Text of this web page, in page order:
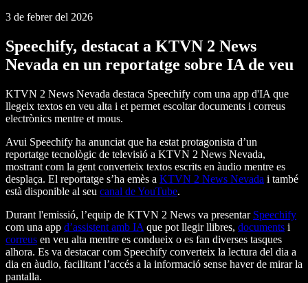
3 de febrer del 2026
Speechify, destacat a KTVN 2 News
Nevada en un reportatge sobre IA de veu
KTVN 2 News Nevada destaca Speechify com una app d'IA que
llegeix textos en veu alta i et permet escoltar documents i correus
electrònics mentre et mous.
Avui Speechify ha anunciat que ha estat protagonista d’un
reportatge tecnològic de televisió a KTVN 2 News Nevada,
mostrant com la gent converteix textos escrits en àudio mentre es
desplaça. El reportatge s’ha emès a KTVN 2 News Nevada i també
està disponible al seu canal de YouTube.
Durant l'emissió, l’equip de KTVN 2 News va presentar Speechify
com una app d’assistent amb IA que pot llegir llibres, documents i
correus en veu alta mentre es condueix o es fan diverses tasques
alhora. Es va destacar com Speechify converteix la lectura del dia a
dia en àudio, facilitant l’accés a la informació sense haver de mirar la
pantalla.